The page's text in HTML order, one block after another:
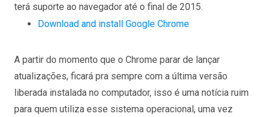
terá suporte ao navegador até o final de 2015.
Download and install Google Chrome
A partir do momento que o Chrome parar de lançar
atualizações, ficará pra sempre com a última versão
liberada instalada no computador, isso é uma notícia ruim
para quem utiliza esse sistema operacional, uma vez